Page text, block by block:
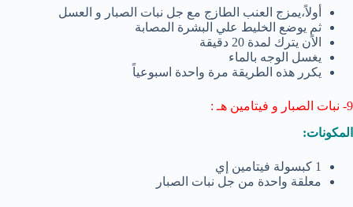
أولاً،يمزج العنب الطازج مع جل نبات الصبار و العسل
ثم يوضع الخليط علي البشرة المصابة
الاًن يترك لمدة 20 دقيقة
يغسل الوجه بالماء
يكرر هذه الطريقة مرة واحدة اسبوعياً
9- نبات الصبار و فيتامين هـ :
المكونات:
1 كبسولة فيتامين إي
معلقة واحدة من جل نبات الصبار